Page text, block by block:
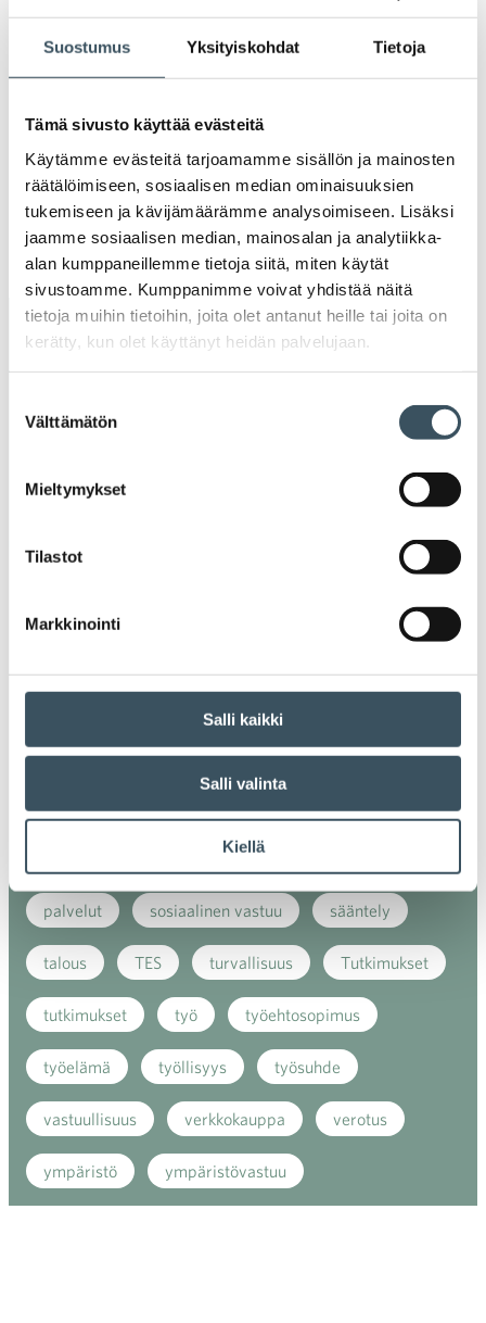
Suostumus Yksityiskohdat Tietoja
Tämä sivusto käyttää evästeitä
Käytämme evästeitä tarjoamamme sisällön ja mainosten
räätälöimiseen, sosiaalisen median ominaisuuksien
tukemiseen ja kävijämäärämme analysoimiseen. Lisäksi
jaamme sosiaalisen median, mainosalan ja analytiikka-
alan kumppaneillemme tietoja siitä, miten käytät
sivustoamme. Kumppanimme voivat yhdistää näitä
tietoja muihin tietoihin, joita olet antanut heille tai joita on
kerätty, kun olet käyttänyt heidän palvelujaan.
valinta
Välttämätön
Mieltymykset
Tilastot
Markkinointi
Salli kaikki
Salli valinta
Kiellä
2021
2019
2018
2017
Avainsanat
digitalisaatio
energiatehokkuus
kuluttaja kuluttajat kuluttajien luottamus
luottamusindikaattori myynti
nuoret
palvelut sosiaalinen vastuu sääntely
talous TES turvallisuus Tutkimukset
tutkimukset työ työehtosopimus
työelämä työllisyys työsuhde
vastuullisuus verkkokauppa verotus
ympäristö ympäristövastuu